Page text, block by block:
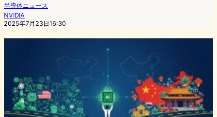
半導体ニュース
NVIDIA
2025年7月23日16:30